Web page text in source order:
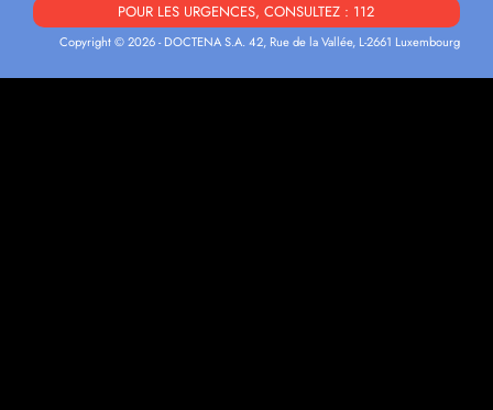
POUR LES URGENCES, CONSULTEZ : 112
Copyright © 2026 - DOCTENA S.A. 42, Rue de la Vallée, L-2661 Luxembourg